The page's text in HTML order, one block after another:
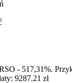
- 517,31%.
9287.21 zł